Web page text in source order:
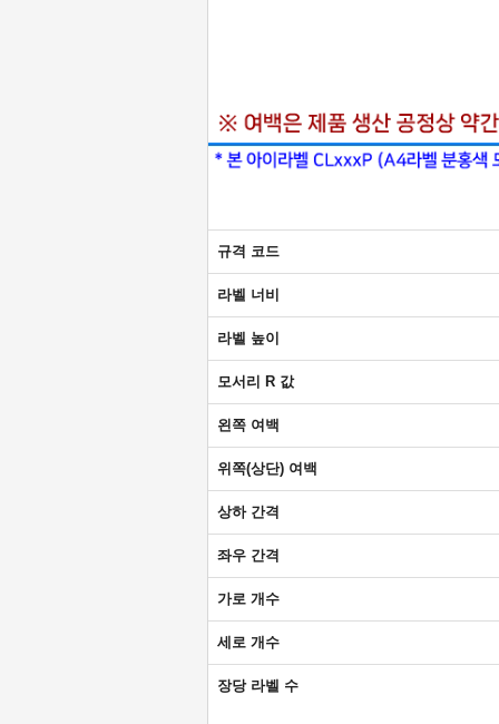
규격 코드
라벨 너비
라벨 높이
모서리 R 값
왼쪽 여백
위쪽(상단) 여백
상하 간격
좌우 간격
가로 개수
세로 개수
장당 라벨 수